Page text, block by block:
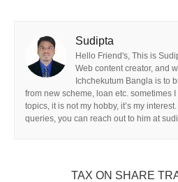
Sudipta
Hello Friend's, This is
Web content creator, and
Ichchekutum Bangla is to
from new scheme, loan etc. sometimes
topics, it is not my hobby, it’s my
queries, you can reach out to him at
TAX ON SHARE